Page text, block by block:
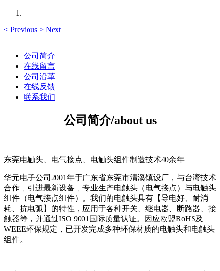
< Previous > Next
公司简介
在线留言
公司沿革
在线反馈
联系我们
公司简介/about us
东莞电触头、电气接点、电触头组件制造技术40余年
华元电子公司2001年于广东省东莞市清溪镇设厂，与台湾技术
合作，引进最新设备，专业生产电触头（电气接点）与电触头
组件（电气接点组件）。我们的电触头具有【导电好、耐消
耗、抗电弧】的特性，应用于各种开关、继电器、断路器、接
触器等，并通过ISO 9001国际质量认证。因应欧盟RoHS及
WEEE环保规定，已开发完成多种环保材质的电触头和电触头
组件。